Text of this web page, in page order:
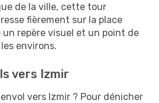
de la ville, cette tour
fièrement sur la place
un repère visuel et un point de
environs.
vers Izmir
vers Izmir ? Pour dénicher